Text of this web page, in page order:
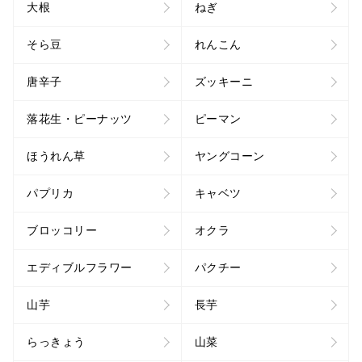
大根 ねぎ
そら豆 れんこん
唐辛子 ズッキーニ
落花生・ピーナッツ ピーマン
ほうれん草 ヤングコーン
パプリカ キャベツ
ブロッコリー オクラ
エディブルフラワー パクチー
山芋 長芋
らっきょう 山菜